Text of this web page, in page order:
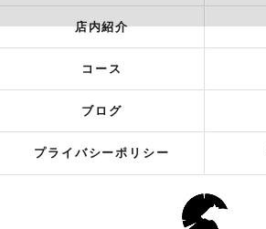
店内紹介
コース
ブログ
プライバシーポリシー